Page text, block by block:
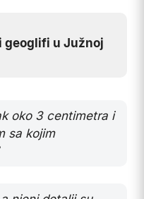
geoglifi u Južnoj
oko 3 centimetra i
sa kojim